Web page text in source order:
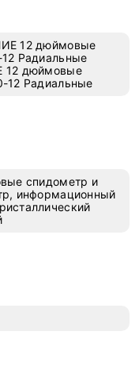
12 дюймовые
Радиальные
12 дюймовые
12 Радиальные
спидометр и
информационный